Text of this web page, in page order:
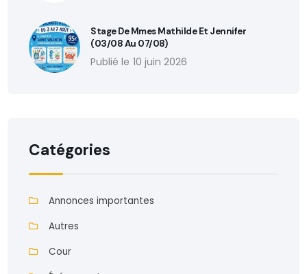
Stage De Mmes Mathilde Et Jennifer
(03/08 Au 07/08)
10 juin 2026
Catégories
Annonces importantes
Autres
Cour